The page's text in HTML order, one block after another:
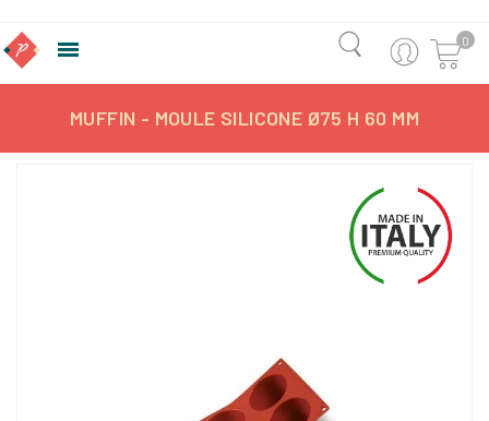
 0
MUFFIN - MOULE SILICONE Ø75 H 60 MM